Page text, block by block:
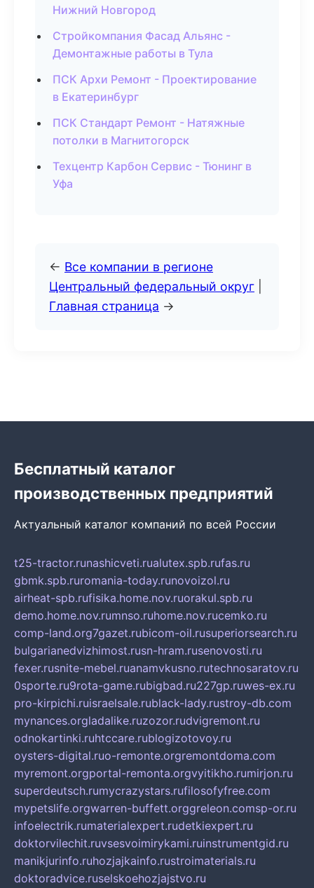
Нижний Новгород
Стройкомпания Фасад Альянс -
Демонтажные работы в Тула
ПСК Архи Ремонт - Проектирование
в Екатеринбург
ПСК Стандарт Ремонт - Натяжные
потолки в Магнитогорск
Техцентр Карбон Сервис - Тюнинг в
Уфа
← Все компании в регионе
Центральный федеральный округ
Главная страница →
Бесплатный каталог
производственных предприятий
Актуальный каталог компаний по всей России
t25-tractor.runashicveti.rualutex.spb.rufas.ru
gbmk.spb.ruromania-today.runovoizol.ru
airheat-spb.rufisika.home.nov.ruorakul.spb.ru
demo.home.nov.rumnso.ruhome.nov.rucemko.ru
comp-land.org7gazet.rubicom-oil.rusuperiorsearch.ru
bulgarianedvizhimost.rusn-hram.rusenovosti.ru
fexer.rusnite-mebel.ruanamvkusno.rutechnosaratov.ru
0sporte.ru9rota-game.rubigbad.ru227gp.ruwes-ex.ru
pro-kirpichi.ruisraelsale.rublack-lady.rustroy-db.com
mynances.orgladalike.ruzozor.rudvigremont.ru
odnokartinki.ruhtccare.rublogizotovoy.ru
oysters-digital.ruo-remonte.orgremontdoma.com
myremont.orgportal-remonta.orgvyitikho.rumirjon.ru
superdeutsch.rumycrazystars.rufilosofyfree.com
mypetslife.orgwarren-buffett.orggreleon.comsp-or.ru
infoelectrik.rumaterialexpert.rudetkiexpert.ru
doktorvilechit.ruvsesvoimirykami.ruinstrumentgid.ru
manikjurinfo.ruhozjajkainfo.rustroimaterials.ru
doktoradvice.ruselskoehozjajstvo.ru